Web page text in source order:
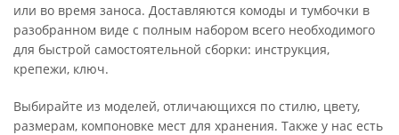
или во время заноса. Доставляются комоды и тумбочки в
разобранном виде с полным набором всего необходимого
для быстрой самостоятельной сборки: инструкция,
крепежи, ключ.
Выбирайте из моделей, отличающихся по стилю, цвету,
размерам, компоновке мест для хранения. Также у нас есть